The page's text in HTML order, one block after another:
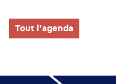
Tout l'agenda